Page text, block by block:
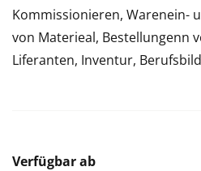
Kommissionieren, Warenein-
von Materieal, Bestellungenn
Liferanten, Inventur,
Verfügbar ab